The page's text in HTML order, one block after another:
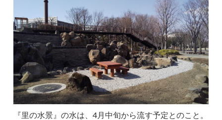
『里の水景』の水は、4月中旬から流す予定とのこと。